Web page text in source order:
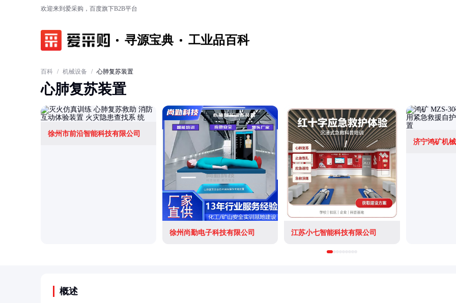
欢迎来到爱采购，百度旗下B2B平台
寻源宝典 工业品百科
百科 / 机械设备 / 心肺复苏装置
心肺复苏装置
徐州市前沿智能科技有限公司
徐州尚勤电子科技有限公司 江苏小七智能科技有限公司
济宁鸿矿机
概述